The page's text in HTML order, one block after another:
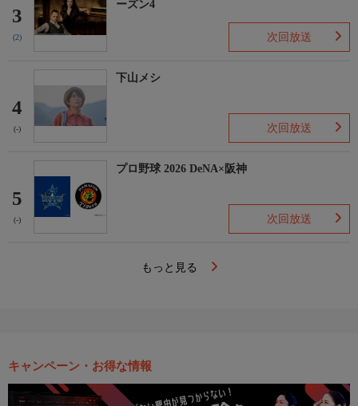
3
(2)
ーズン4
次回放送
4
(-)
下山メシ
次回放送
5
(-)
プロ野球 2026 DeNA×阪神
次回放送
もっと見る
キャンペーン・お得な情報